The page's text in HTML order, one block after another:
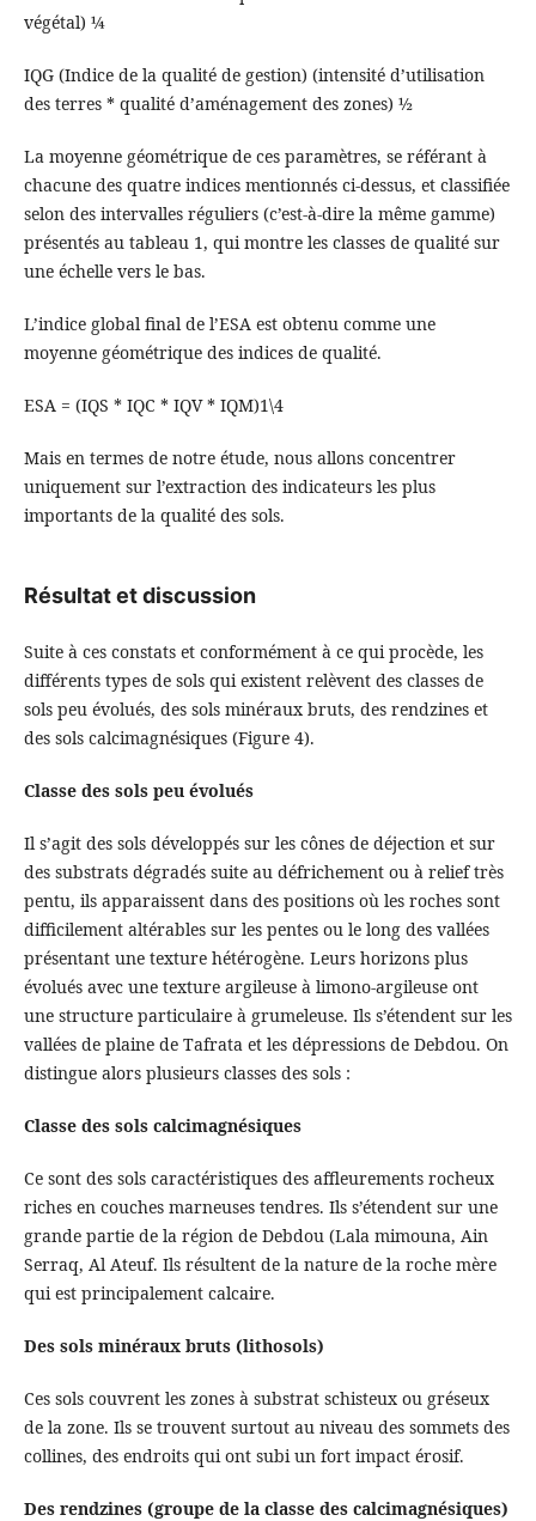
végétal) ¼
IQG (Indice de la qualité de gestion) (intensité d’utilisation
des terres * qualité d’aménagement des zones) ½
La moyenne géométrique de ces paramètres, se référant à
chacune des quatre indices mentionnés ci-dessus, et classifiée
selon des intervalles réguliers (c’est-à-dire la même gamme)
présentés au tableau 1, qui montre les classes de qualité sur
une échelle vers le bas.
L’indice global final de l’ESA est obtenu comme une
moyenne géométrique des indices de qualité.
ESA = (IQS * IQC * IQV * IQM)1\4
Mais en termes de notre étude, nous allons concentrer
uniquement sur l’extraction des indicateurs les plus
importants de la qualité des sols.
Résultat et discussion
Suite à ces constats et conformément à ce qui procède, les
différents types de sols qui existent relèvent des classes de
sols peu évolués, des sols minéraux bruts, des rendzines et
des sols calcimagnésiques (Figure 4).
Classe des sols peu évolués
Il s’agit des sols développés sur les cônes de déjection et sur
des substrats dégradés suite au défrichement ou à relief très
pentu, ils apparaissent dans des positions où les roches sont
difficilement altérables sur les pentes ou le long des vallées
présentant une texture hétérogène. Leurs horizons plus
évolués avec une texture argileuse à limono-argileuse ont
une structure particulaire à grumeleuse. Ils s’étendent sur les
vallées de plaine de Tafrata et les dépressions de Debdou. On
distingue alors plusieurs classes des sols :
Classe des sols calcimagnésiques
Ce sont des sols caractéristiques des affleurements rocheux
riches en couches marneuses tendres. Ils s’étendent sur une
grande partie de la région de Debdou (Lala mimouna, Ain
Serraq, Al Ateuf. Ils résultent de la nature de la roche mère
qui est principalement calcaire.
Des sols minéraux bruts (lithosols)
Ces sols couvrent les zones à substrat schisteux ou gréseux
de la zone. Ils se trouvent surtout au niveau des sommets des
collines, des endroits qui ont subi un fort impact érosif.
Des rendzines (groupe de la classe des calcimagnésiques)